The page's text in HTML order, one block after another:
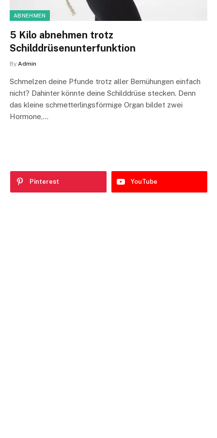
ABNEHMEN
5 Kilo abnehmen trotz
Schilddrüsenunterfunktion
By Admin
Schmelzen deine Pfunde trotz aller Bemühungen einfach
nicht? Dahinter könnte deine Schilddrüse stecken. Denn
das kleine schmetterlingsförmige Organ bildet zwei
Hormone,…
Pinterest YouTube